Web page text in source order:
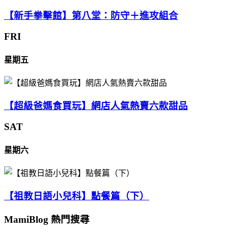
【新手拳擊館】第八堂：防守＋進攻組合
FRI
星期五
【超級爸媽食買玩】網店人氣熱賣六款甜品
SAT
星期六
【祖教日語小兒科】點餐篇（下）
MamiBlog 熱門搜尋